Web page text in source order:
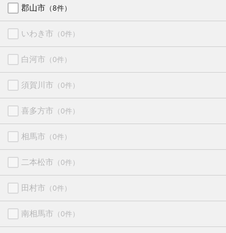
郡山市 （8件）
いわき市 （0件）
白河市 （0件）
須賀川市 （0件）
喜多方市 （0件）
相馬市 （0件）
二本松市 （0件）
田村市 （0件）
南相馬市 （0件）